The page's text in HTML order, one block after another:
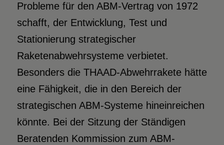
Probleme für den ABM-Vertrag von 1972
schafft, der Entwicklung, Test und
Stationierung strategischer
Raketenabwehrsysteme verbietet.
Besonders die THAAD-Abwehrrakete hätte
eine Fähigkeit, die in den Bereich der
strategischen ABM-Systeme hineinreichen
könnte. Bei der Sitzung der Ständigen
Beratenden Kommission zum ABM-